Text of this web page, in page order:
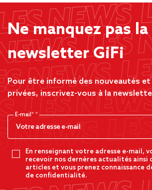
Ne manquez pas la
newsletter GiFi
Pour être informé des nouveautés
privées, inscrivez-vous à la
E-mail*
En renseignant votre adresse e-mail,
recevoir nos dernères actualités ainsi
articles et vous prenez connaissance
de confidentialité.